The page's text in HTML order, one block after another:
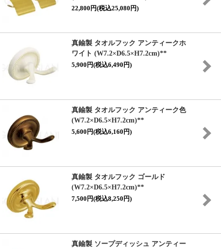
22,800円(税込25,080円)
真鍮製 タオルフック アンティークホ
ワイト (W7.2×D6.5×H7.2cm)**
5,900円(税込6,490円)
真鍮製 タオルフック アンティーク色
(W7.2×D6.5×H7.2cm)**
5,600円(税込6,160円)
真鍮製 タオルフック ゴールド
(W7.2×D6.5×H7.2cm)**
7,500円(税込8,250円)
真鍮製 ソープディッシュ アンティー